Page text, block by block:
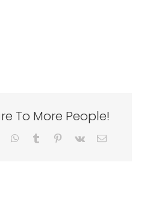
To More People!
WhatsApp
Tumblr Pinterest
Vk Email